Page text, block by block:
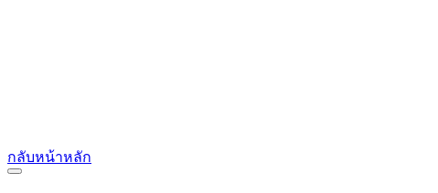
กลับหน้าหลัก